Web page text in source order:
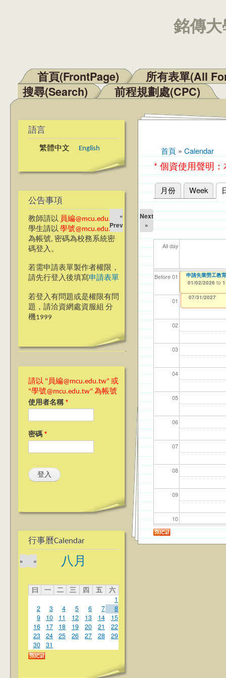
銘傳
主選單
首頁(FrontPage)
所有表單(All
搜尋(Search)
前程規劃處(CPC)
語言
繁體中文 English
公告事項
教師請以 員編@mcu.edu.tw
學生請以 學號@mcu.edu.tw
為帳號, 密碼為校務系統密
碼登入。
若需申請表單製作者權限，
請先行登入後填寫申請表單
若登入有問題或是權限有問
題，請洽資網處資服組 分
機1999
請以 "員編@mcu.edu.tw" 或
"學號@mcu.edu.tw" 為帳號
使用者名稱 *
密碼 *
行事曆Calendar
八月
«
»
曰 一 二 三 四 五
六
1
2
3 4 5 6 7
8
9
10 11 12 13 14
15
16
17 18 19 20 21
22
23
24 25 26 27 28
29
30
31
您在這裡
首頁 » Calendar
* 個資使用聲明
主要索引標籤
月份 Week
«
Prev
Next
»
All day
Before 01
01
02
03
04
05
06
07
08
09
10
11
【資網處】
整合系統～表單
12/31/2027
【財務處】工讀
11/12/2021 to
【財務處】漏打
錄
07/31/2027
114
04/
114
02/
114
03/
【學
07/
教務
11/
115學年第1學期
01/01/2026 to
申請失業勞工教
01/02/2026 to